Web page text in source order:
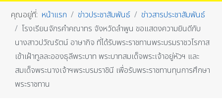
คุณอยู่ที่: หน้าแรก ข่าวประชาสัมพันธ์
ข่าวสารประชาสัมพันธ์
โรงเรียนจักรคำคณาทร จังหวัดลำพูน ขอแสดงความยินดีกับ
นางสาวปวัณรัตน์ อาษากิจ ที่ได้รับพระราชทานพระบรมราชวโรกาส
เข้าเฝ้าทูลละอองธุลีพระบาท พระบาทสมเด็จพระเจ้าอยู่หัวฯ และ
สมเด็จพระนางเจ้าฯพระบรมราชินี เพื่อรับพระราชทานทุนการศึกษา
พระราชทาน